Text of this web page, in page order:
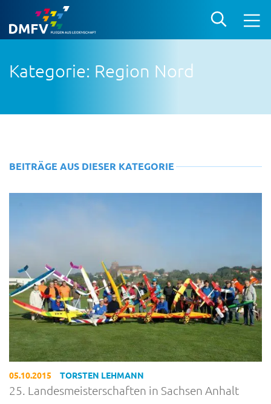
Kategorie: Region Nord
BEITRÄGE AUS DIESER KATEGORIE
05.10.2015 TORSTEN LEHMANN
25. Landesmeisterschaften in Sachsen Anhalt